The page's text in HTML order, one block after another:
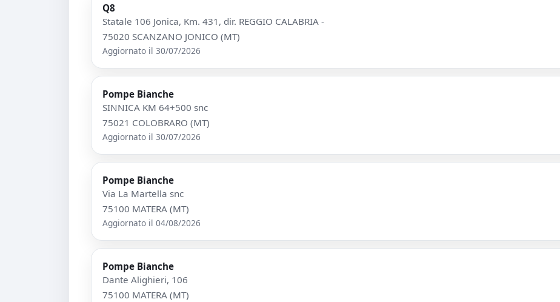
Q8
Statale 106 Jonica, Km. 431, dir. REGGIO CALABRIA -
75020 SCANZANO JONICO (MT)
Aggiornato il 30/07/2026
Pompe Bianche
SINNICA KM 64+500 snc
75021 COLOBRARO (MT)
Aggiornato il 30/07/2026
Pompe Bianche
Via La Martella snc
75100 MATERA (MT)
Aggiornato il 04/08/2026
Pompe Bianche
Dante Alighieri, 106
75100 MATERA (MT)